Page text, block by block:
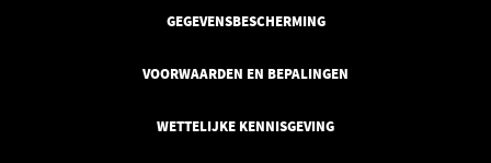
GEGEVENSBESCHERMING
VOORWAARDEN EN BEPALINGEN
WETTELIJKE KENNISGEVING